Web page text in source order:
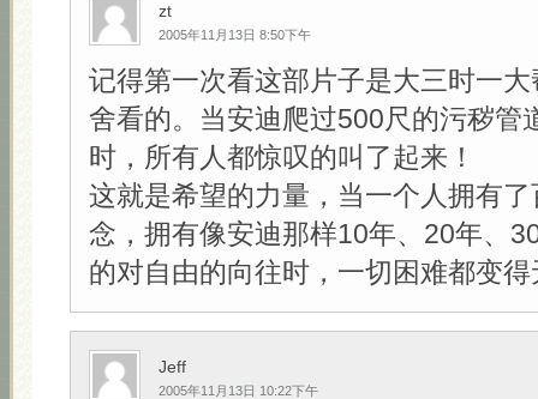
zt
2005年11月13日 8:50下午
记得第一次看这部片子是大三时一
舍看的。当安迪爬过500尺的污秽管
时，所有人都惊叹的叫了起来！
这就是希望的力量，当一个人拥有
念，拥有像安迪那样10年、20年、
的对自由的向往时，一切困难都变
Jeff
2005年11月13日 10:22下午